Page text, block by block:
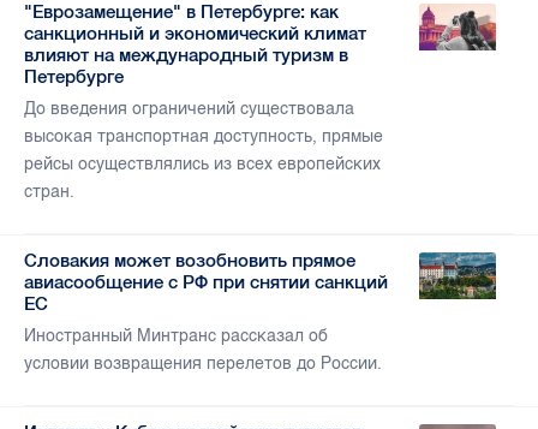
"Еврозамещение" в Петербурге: как
санкционный и экономический климат
влияют на международный туризм в
Петербурге
До введения ограничений существовала
высокая транспортная доступность, прямые
рейсы осуществлялись из всех европейских
стран.
Словакия может возобновить прямое
авиасообщение с РФ при снятии санкций
ЕС
Иностранный Минтранс рассказал об
условии возвращения перелетов до России.